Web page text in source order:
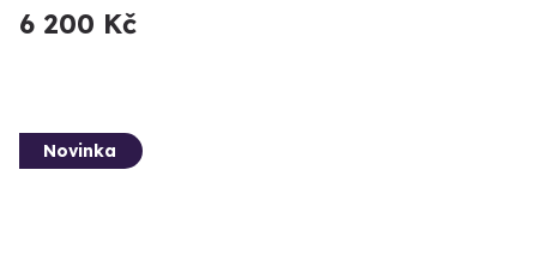
6 200 Kč
Novinka